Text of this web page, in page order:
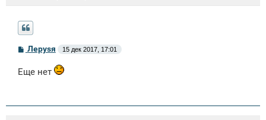
С
о
б
и
Лeрysя 15 дек 2017, 17:01
Еще нет